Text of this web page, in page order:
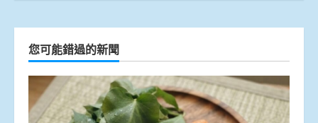
您可能錯過的新聞